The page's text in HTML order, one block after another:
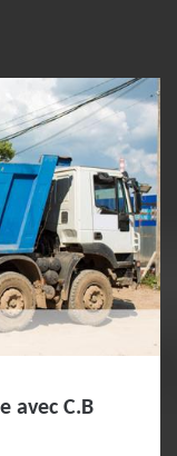
avec C.B